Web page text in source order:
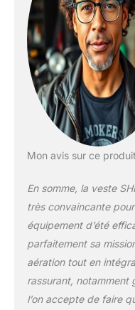
Mon avis sur ce produit
En somme, la veste
très convaincante
équipement d’été
parfaitement sa
aération tout en
rassurant, notamment
l’on accepte de faire